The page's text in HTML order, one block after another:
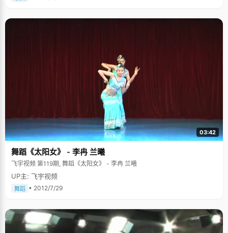
03:42
舞蹈《太阳女》 - 李冉 兰曦
飞宇视频 第119期, 舞蹈《太阳女》 - 李冉 兰曦
UP主: 飞宇视频
舞蹈 • 2012/7/29